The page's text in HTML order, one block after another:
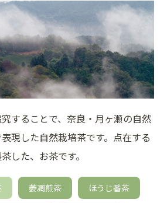
究することで、奈良・月ヶ瀬の自然
現した自然栽培茶です。点在する
した、お茶です。
萎凋煎茶 ほうじ番茶